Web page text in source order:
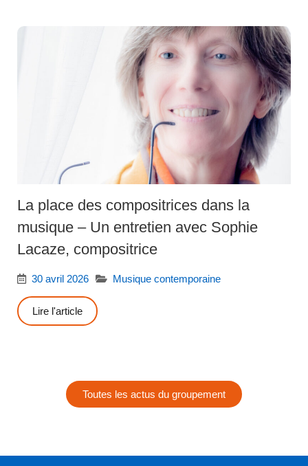
La place des compositrices dans la
musique – Un entretien avec Sophie
Lacaze, compositrice
30 avril 2026 Musique contemporaine
Lire l'article
Toutes les actus du groupement